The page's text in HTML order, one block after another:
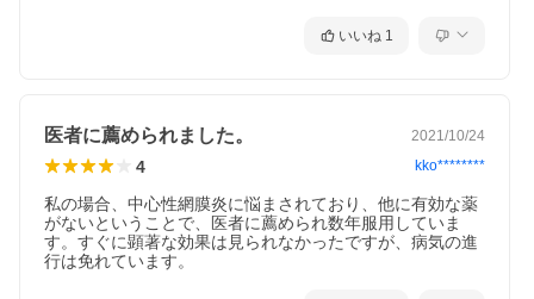
いいね 1
医者に薦められました。 2021/10/24
4 kko********
私の場合、中心性網膜炎に悩まされており、他に有効な薬
がないということで、医者に薦められ数年服用していま
す。すぐに顕著な効果は見られなかったですが、病気の進
行は免れています。